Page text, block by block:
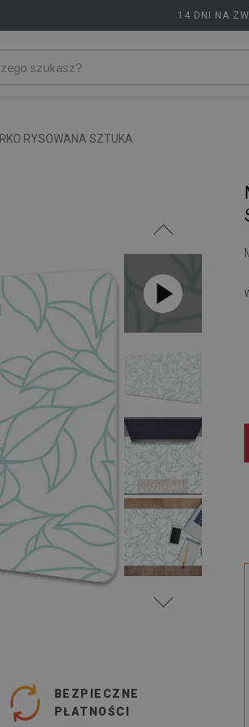
14 DNI NA
RYSOWANA SZTUKA
BEZPIECZNE
PŁATNOŚCI